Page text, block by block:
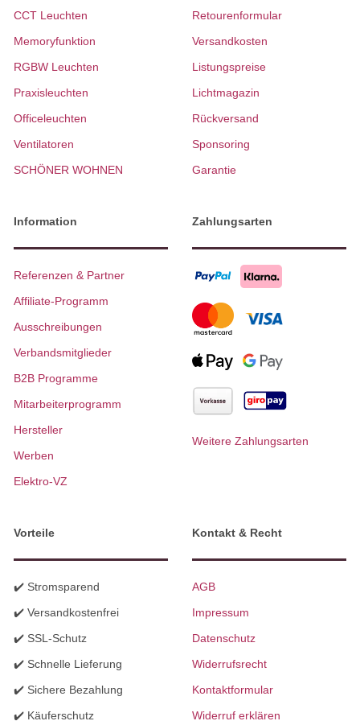
CCT Leuchten
Memoryfunktion
RGBW Leuchten
Praxisleuchten
Officeleuchten
Ventilatoren
SCHÖNER WOHNEN
Retourenformular
Versandkosten
Listungspreise
Lichtmagazin
Rückversand
Sponsoring
Garantie
Information
Referenzen & Partner
Affiliate-Programm
Ausschreibungen
Verbandsmitglieder
B2B Programme
Mitarbeiterprogramm
Hersteller
Werben
Elektro-VZ
Zahlungsarten
Weitere Zahlungsarten
Vorteile
✔️ Stromsparend
✔️ Versandkostenfrei
✔️ SSL-Schutz
✔️ Schnelle Lieferung
✔️ Sichere Bezahlung
✔️ Käuferschutz
Kontakt & Recht
AGB
Impressum
Datenschutz
Widerrufsrecht
Kontaktformular
Widerruf erklären